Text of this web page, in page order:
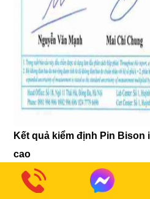
Kết quả kiểm định Pin
cao
Xem thêm giấy tờ kiểm định
iPhone 15, 15 Plus, 15 Pro,